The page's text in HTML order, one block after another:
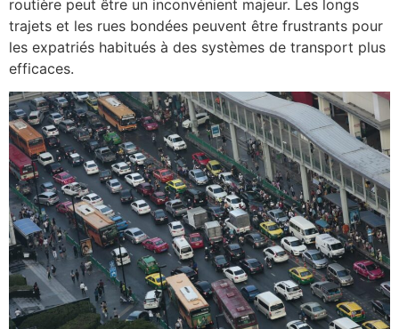
routière peut être un inconvénient majeur. Les longs
trajets et les rues bondées peuvent être frustrants pour
les expatriés habitués à des systèmes de transport plus
efficaces.